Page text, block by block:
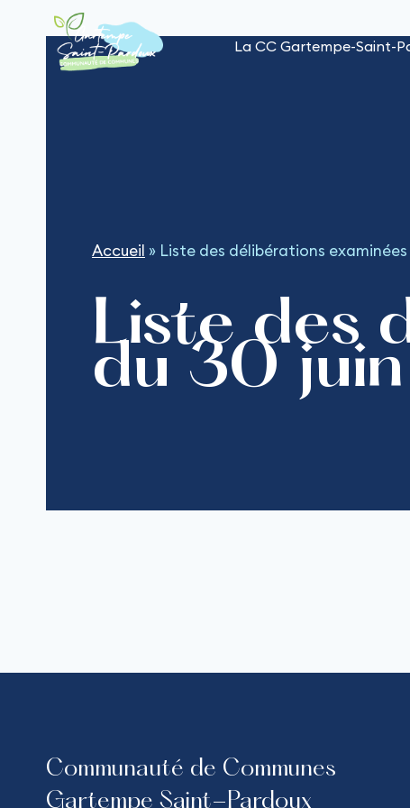
contenu
La CC Gartempe-Saint-
Accueil » Liste des délibérations
Liste des
du 30
Communauté de Communes
Gartempe Saint-Pardoux